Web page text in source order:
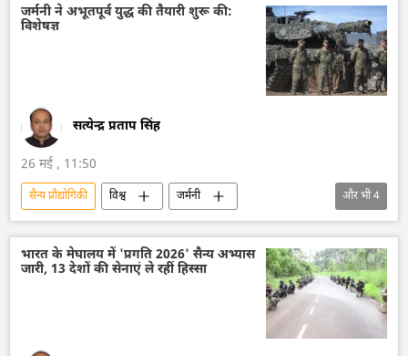
सैन्य तकनीकी सहयोग
डिफेंस
जर्मनी ने अभूतपूर्व युद्ध की तैयारी शुरू की:
विशेषज्ञ
सत्येन्द्र प्रताप सिंह
26 मई , 11:50
सैन्य प्रौद्योगिकी विश्व
जर्मनी
नाज़ी जर्मनी
सैन्य तकनीक
सैन्य तकनीकी सहयोग
रूस
अटलांटिक महासागर
और भी4
भारत के मेघालय में 'प्रगति 2026' सैन्य अभ्यास
जारी, 13 देशों की सेनाएं ले रहीं हिस्सा